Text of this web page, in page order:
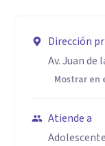
Dirección
Av. Juan de
Mostrar en
Atiende a